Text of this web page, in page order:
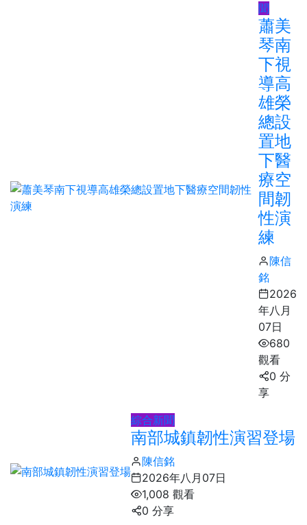
聞
蕭美
琴南
下視
導高
雄榮
總設
置地
下醫
療空
間韌
性演
練
陳信
銘
2026
年八月
07日
680
觀看
0 分
享
綜合新聞
南部城鎮韌性演習登場
陳信銘
2026年八月07日
1,008 觀看
0 分享